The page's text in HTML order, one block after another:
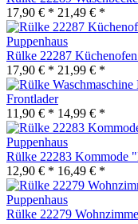
17,90 € * 21,49 € *
Rülke 22287
17,90 € * 21,99 € *
Frontlader
11,90 € * 14,99 € *
Rülke 22283 Kommode
12,90 € * 16,49 € *
Rülke 22279